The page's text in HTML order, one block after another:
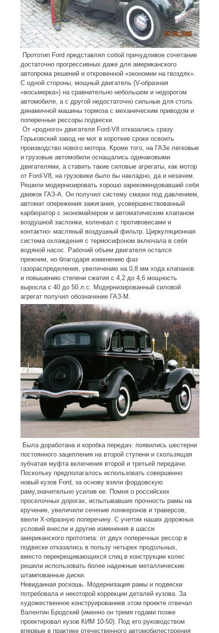
Прототип Ford представлял собой причудливое сочетание
достаточно прогрессивных даже для американского
автопрома решений и откровенной «экономии на гвоздях».
С одной стороны, мощный двигатель (V-образная
«восьмерка») на сравнительно небольшом и недорогом
автомобиле, а с другой недостаточно сильные для столь
динамичной машины тормоза с механическим приводом и
поперечные рессоры подвески.
От «родного» двигателя Ford-V8 отказались сразу.
Горьковский завод не мог в короткие сроки освоить
производство нового мотора. Кроме того, на ГАЗе легковые
и грузовые автомобили оснащались одинаковыми
двигателями, а ставить такие силовые агрегаты, как мотор
от Ford-V8, на грузовики было бы накладно, да и незачем.
Решили модернизировать хорошо зарекомендовавший себя
движок ГАЗ-А. Он получил систему смазки под давлением,
автомат опережения зажигания, усовершенствованный
карбюратор с экономайзером и автоматическим клапаном
воздушной заслонки, коленвал с противовесами и
контактно- масляный воздушный фильтр. Циркуляционная
система охлаждения с термосифоном включала в себя
водяной насос. Рабочий объем двигателя остался
прежним, но благодаря изменению фаз
газораспределения, увеличению на 0,8 мм хода клапанов
и повышению степени сжатия с 4,2 до 4,6 мощность
выросла с 40 до 50 л.с. Модернизированный силовой
агрегат получил обозначение ГАЗ-М.
Была доработана и коробка передач: появились шестерни
постоянного зацепления на второй ступени и скользящая
зубчатая муфта включения второй и третьей передачи.
Поскольку предполагалось использовать совершенно
новый кузов Ford, за основу взяли фордовскую
раму,значительно усилив ее. Помня о российских
проселочных дорогах, испытывавших прочность рамы на
кручение, увеличили сечение лонжеронов и траверсов,
ввели Х-образную поперечину. С учетом наших дорожных
условий внесли и другие изменения в шасси
американского прототипа: от двух поперечных рессор в
подвеске отказались в пользу четырех продольных,
вместо перекрещивающихся спиц в конструкции колес
решили использовать более надежные металлические
штампованные диски.
Невиданная роскошь. Модернизация рамы и подвески
потребовала и некоторой коррекции деталей кузова. За
художественное конструированиев этом проекте отвечал
Валентин Бродский (именно он тремя годами позже
проектировал кузов КИМ 10-50). Под его руководством
впервые в практике отечественного автомобилестроения